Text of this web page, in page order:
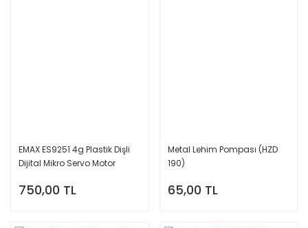
EMAX ES9251 4g Plastik Dişli
Dijital Mikro Servo Motor
750,00 TL
Metal Lehim Pompası (HZD
190)
65,00 TL